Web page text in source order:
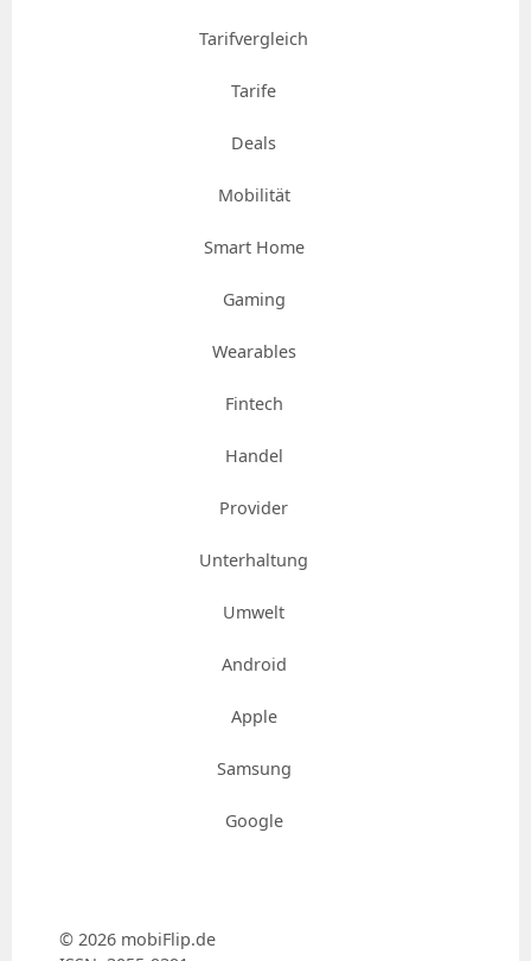
Tarifvergleich
Tarife
Deals
Mobilität
Smart Home
Gaming
Wearables
Fintech
Handel
Provider
Unterhaltung
Umwelt
Android
Apple
Samsung
Google
© 2026 mobiFlip.de